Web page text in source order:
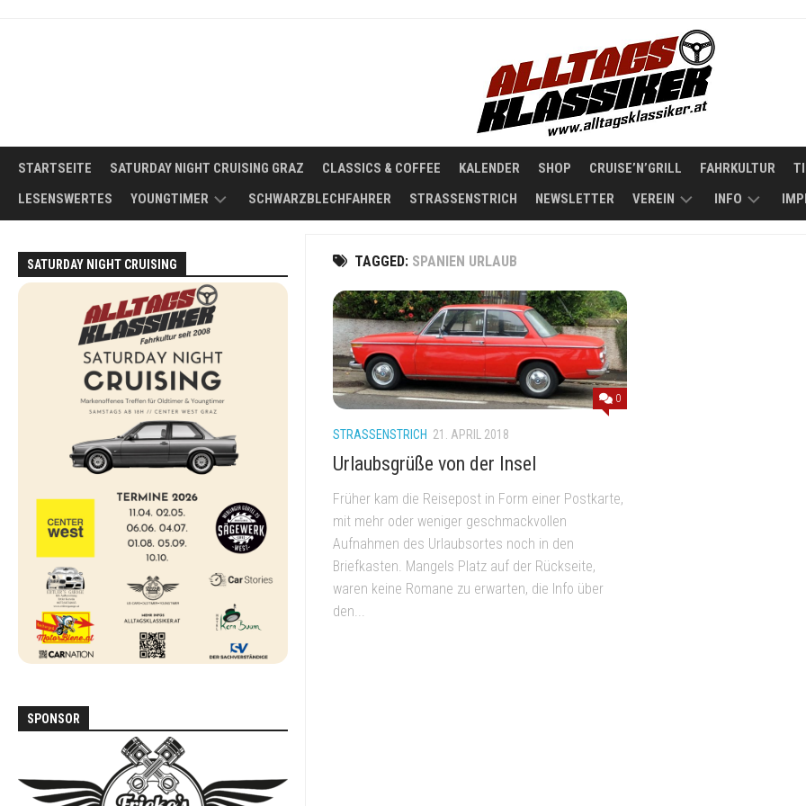
STARTSEITE SATURDAY NIGHT CRUISING GRAZ CLASSICS & COFFEE KALENDER SHOP CRUISE’N’GRILL FAHRKULTUR
LESENSWERTES
YOUNGTIMER
WAS
IST
EIN
YOUNGTIMER?
DER
IDEALE
YOUNGTIMER
FÜR
DEN
ALLTAG
FORD
MAZDA
MX-
5
NA
MERCEDES
W123
MERCEDES
PAJERO
L040
VOLKSWAGEN
SCHWARZBLECHFAHRER STRASSENSTRICH NEWSLETTER VEREIN INFO
TAGGED: SPANIEN URLAUB
0
STRASSENSTRICH 21. APRIL 2018
Urlaubsgrüße von der Insel
Früher kam die Reisepost in Form einer Postkarte,
mit mehr oder weniger geschmackvollen
Aufnahmen des Urlaubsortes noch in den
Briefkasten. Mangels Platz auf der Rückseite,
waren keine Romane zu erwarten, die Info über
den...
SATURDAY NIGHT CRUISING
SPONSOR